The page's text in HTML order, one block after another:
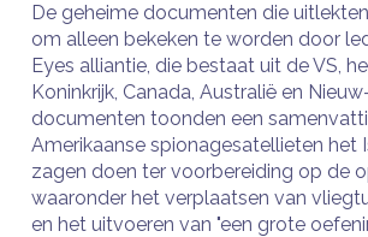
De geheime documenten die
om alleen bekeken te worden door
Eyes alliantie, die bestaat uit de VS,
Koninkrijk, Canada, Australië en
documenten toonden een
Amerikaanse spionagesatellieten het
zagen doen ter voorbereiding op de
waaronder het verplaatsen van
en het uitvoeren van "een grote